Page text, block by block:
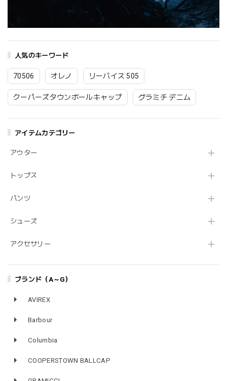
人気のキーワード
70506 オレノ リーバイス 505
クーパーズタウンボールキャップ グラミチ デニム
アイテムカテゴリー
アウター
トップス
パンツ
シューズ
アクセサリー
ブランド（A～G）
AVIREX
Barbour
Columbia
COOPERSTOWN BALLCAP